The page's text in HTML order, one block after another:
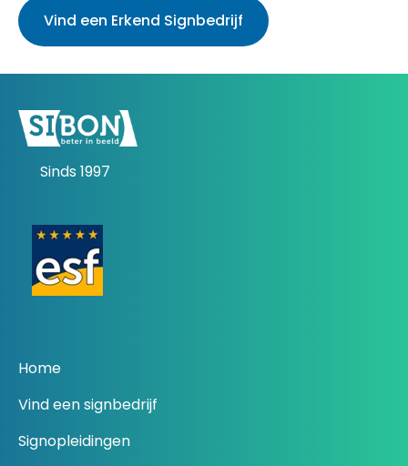
Vind een Erkend Signbedrijf
Sinds 1997
Home
Vind een signbedrijf
Signopleidingen